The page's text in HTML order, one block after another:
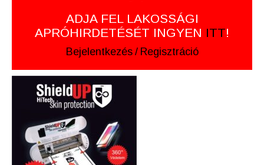
ADJA FEL LAKOSSÁGI
APRÓHIRDETÉSÉT INGYEN ITT!
Bejelentkezés / Regisztráció